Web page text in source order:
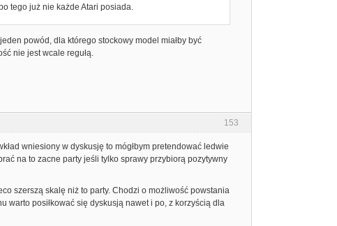
tego już nie każde Atari posiada.
powód, dla którego stockowy model miałby być
nie jest wcale regułą.
153
wniesiony w dyskusję to mógłbym pretendować ledwie
na to zacne party jeśli tylko sprawy przybiorą pozytywny
szerszą skalę niż to party. Chodzi o możliwość powstania
posiłkować się dyskusją nawet i po, z korzyścią dla